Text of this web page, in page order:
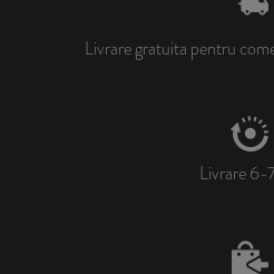
Livrare gratuita pentru
Livrare 6-